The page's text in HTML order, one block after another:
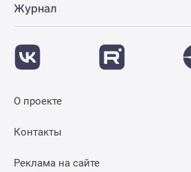
Журнал
О проекте
Контакты
Реклама на сайте